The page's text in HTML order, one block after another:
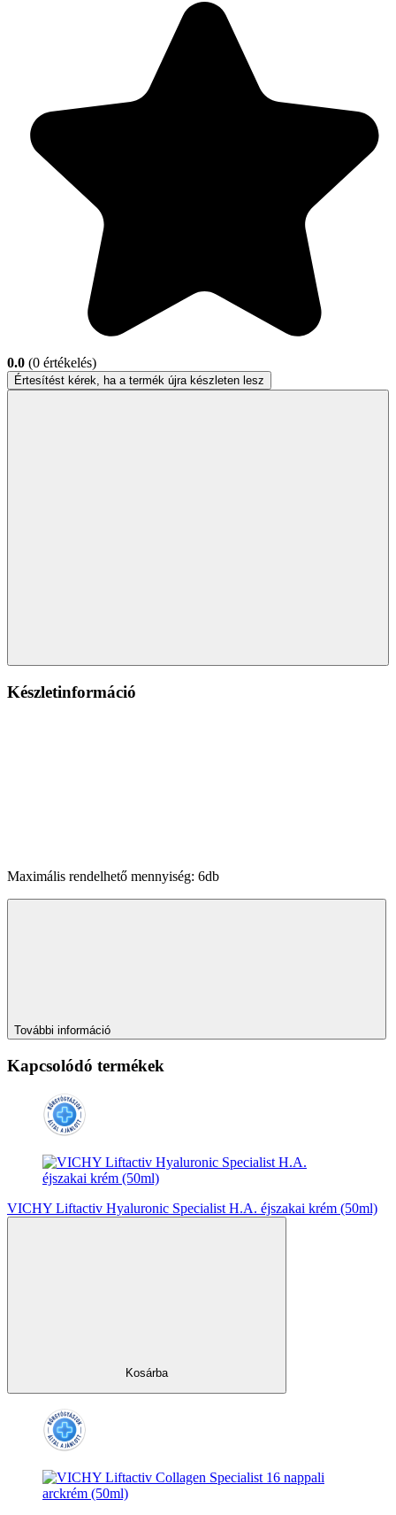
0.0 (0 értékelés)
Értesítést kérek, ha a termék újra készleten lesz
Készletinformáció
Maximális rendelhető mennyiség: 6db
További információ
Kapcsolódó termékek
VICHY Liftactiv Hyaluronic Specialist H.A. éjszakai krém (50ml)
Kosárba